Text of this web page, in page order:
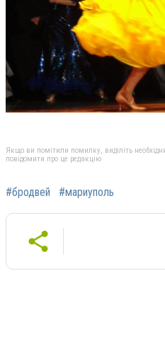
Якщо ви помітили помилку, виділіть
повідомити про це редакцію
#бродвей #мариуполь